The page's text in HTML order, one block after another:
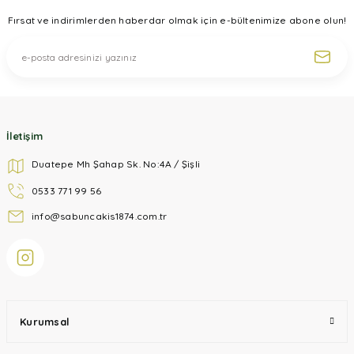
Bu ürüne benzer farklı alternatifler olmalı.
Fırsat ve indirimlerden haberdar olmak için e-bültenimize abone olun!
İletişim
Duatepe Mh Şahap Sk. No:4A / Şişli
0533 771 99 56
info@sabuncakis1874.com.tr
Kurumsal